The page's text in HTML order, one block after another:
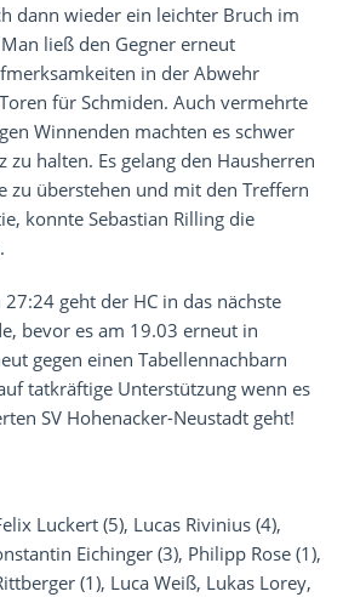
dann wieder ein leichter Bruch im
ließ den Gegner erneut
in der Abwehr
für Schmiden. Auch vermehrte
Winnenden machten es schwer
zu halten. Es gelang den Hausherren
zu überstehen und mit den Treffern
konnte Sebastian Rilling die
geht der HC in das nächste
bevor es am 19.03 erneut in
gegen einen Tabellennachbarn
tatkräftige Unterstützung wenn es
SV Hohenacker-Neustadt geht!
Luckert (5), Lucas Rivinius (4),
Eichinger (3), Philipp Rose (1),
(1), Luca Weiß, Lukas Lorey,